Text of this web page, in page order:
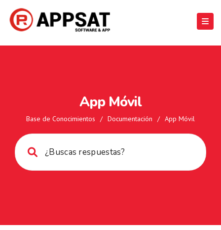
App Móvil
Base de Conocimientos / Documentación / App Móvil